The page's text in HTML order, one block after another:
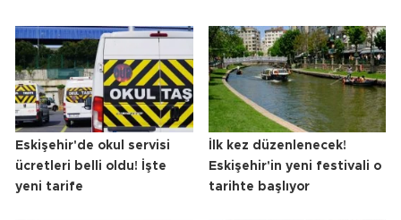
Eskişehir'de okul servisi
ücretleri belli oldu! İşte
yeni tarife
İlk kez düzenlenecek!
Eskişehir'in yeni festivali o
tarihte başlıyor